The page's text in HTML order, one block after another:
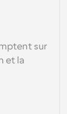
sur
et la